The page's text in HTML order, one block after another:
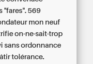
"fares". 569
mon neuf
on-ne-sait-trop
sans ordonnance
tolérance.